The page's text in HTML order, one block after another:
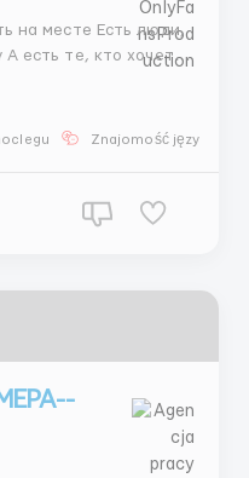
есть те, кто хочет
🕒 5/2 + 2Znajomość języka